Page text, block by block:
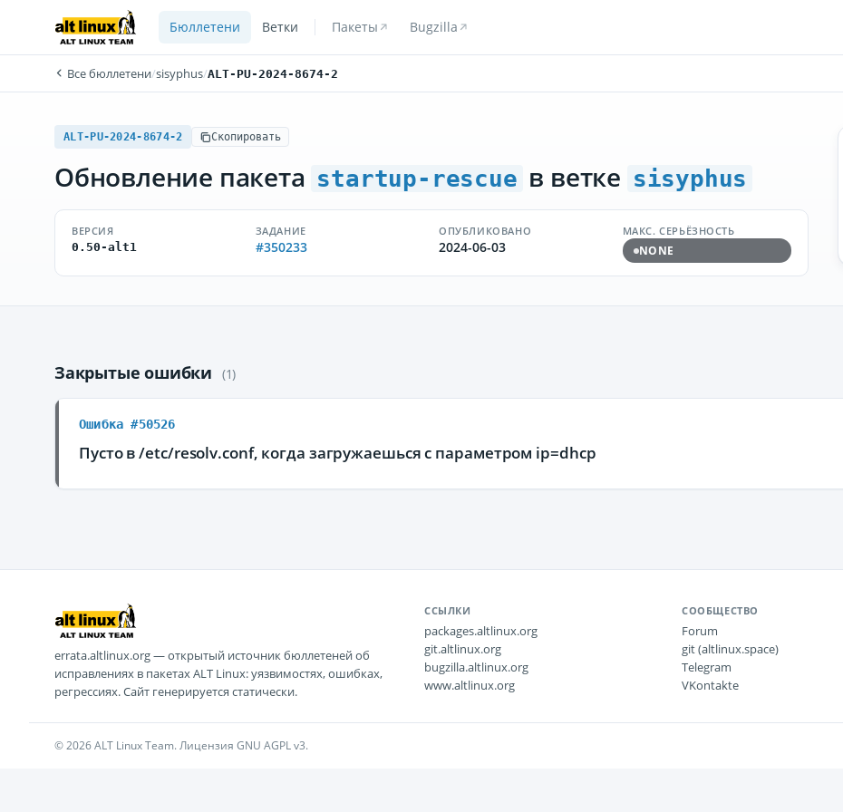
Бюллетени Ветки Пакеты Bugzilla
Все бюллетени/sisyphus/ALT-PU-2024-8674-2
ALT-PU-2024-8674-2 Скопировать
Обновление пакета startup-rescue в ветке sisyphus
ВЕРСИЯ
0.50-alt1
ЗАДАНИЕ
#350233
ОПУБЛИКОВАНО
2024-06-03
МАКС. СЕРЬЁЗНОСТЬ
NONE
Закрытые ошибки (1)
Ошибка #50526
Пусто в /etc/resolv.conf, когда загружаешься с параметром ip=dhcp
errata.altlinux.org — открытый источник бюллетеней об
исправлениях в пакетах ALT Linux: уязвимостях, ошибках,
регрессиях. Сайт генерируется статически.
ССЫЛКИ
packages.altlinux.org
git.altlinux.org
bugzilla.altlinux.org
www.altlinux.org
СООБЩЕСТВО
Forum
git (altlinux.space)
Telegram
VKontakte
© 2026 ALT Linux Team. Лицензия GNU AGPL v3.